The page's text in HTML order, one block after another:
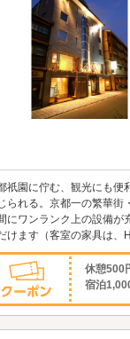
祇園に佇む、観光にも便
られる。京都一の繁華街
にワンランク上の設備が
けます（客室の家具は、
休憩500
宿泊